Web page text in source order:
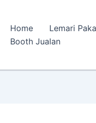
Home Lemari
Booth Jualan